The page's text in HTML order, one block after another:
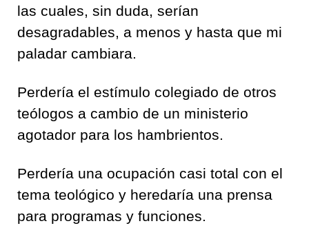
las cuales, sin duda, serían
desagradables, a menos y hasta que mi
paladar cambiara.
Perdería el estímulo colegiado de otros
teólogos a cambio de un ministerio
agotador para los hambrientos.
Perdería una ocupación casi total con el
tema teológico y heredaría una prensa
para programas y funciones.